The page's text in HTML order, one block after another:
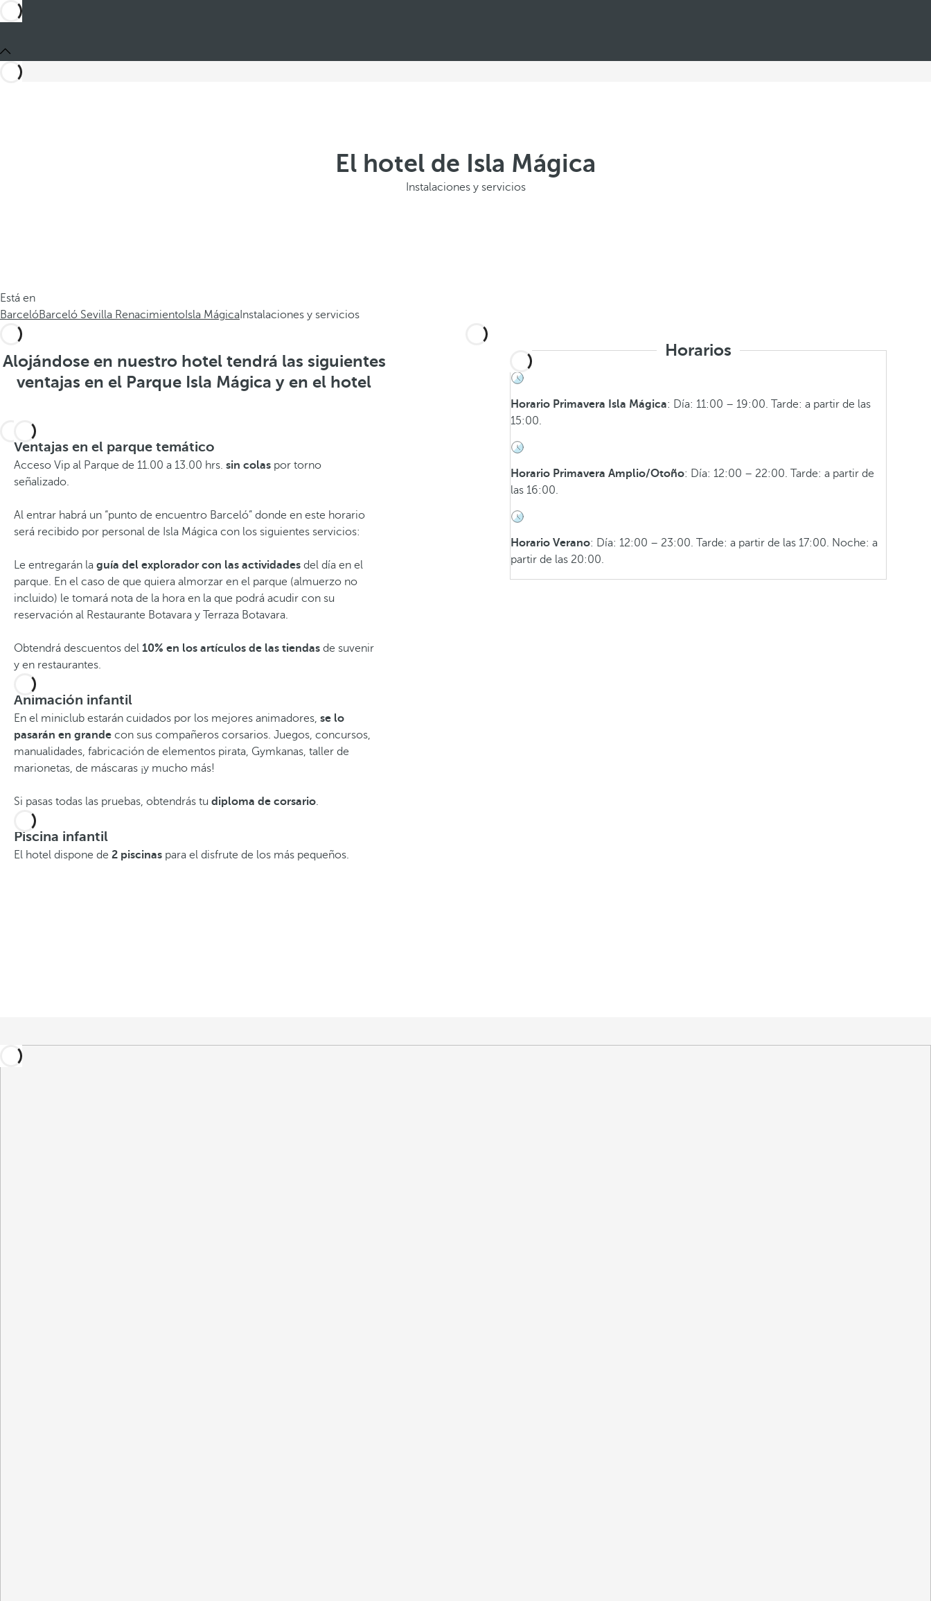
El hotel de Isla Mágica
Instalaciones y servicios
Está en
BarcelóBarceló Sevilla Renacimiento Isla Mágica Instalaciones y servicios
Alojándose en nuestro hotel tendrá las siguientes
ventajas en el Parque Isla Mágica y en el hotel
Ventajas en el parque temático
Acceso Vip al Parque de 11.00 a 13.00 hrs. sin colas por torno
señalizado.
Al entrar habrá un “punto de encuentro Barceló” donde en este horario
será recibido por personal de Isla Mágica con los siguientes servicios:
Le entregarán la guía del explorador con las actividades del día en el
parque. En el caso de que quiera almorzar en el parque (almuerzo no
incluido) le tomará nota de la hora en la que podrá acudir con su
reservación al Restaurante Botavara y Terraza Botavara.
Obtendrá descuentos del 10% en los artículos de las tiendas de suvenir
y en restaurantes.
Animación infantil
En el miniclub estarán cuidados por los mejores animadores, se lo
pasarán en grande con sus compañeros corsarios. Juegos, concursos,
manualidades, fabricación de elementos pirata, Gymkanas, taller de
marionetas, de máscaras ¡y mucho más!
Si pasas todas las pruebas, obtendrás tu diploma de corsario.
Piscina infantil
El hotel dispone de 2 piscinas para el disfrute de los más pequeños.
Horarios
Horario Primavera Isla Mágica: Día: 11:00 – 19:00. Tarde: a partir de las
15:00.
Horario Primavera Amplio/Otoño: Día: 12:00 – 22:00. Tarde: a partir de
las 16:00.
Horario Verano: Día: 12:00 – 23:00. Tarde: a partir de las 17:00. Noche: a
partir de las 20:00.